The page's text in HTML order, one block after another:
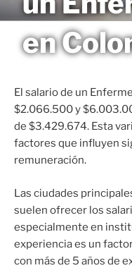
Saltar
al
contenido
MAGNETO
en
El salario de un
$2.066.500 y
de $3.429.674. Esta
factores que influyen
remuneración.
Las ciudades
suelen ofrecer los
especialmente en
experiencia es un
con más de 5 años de